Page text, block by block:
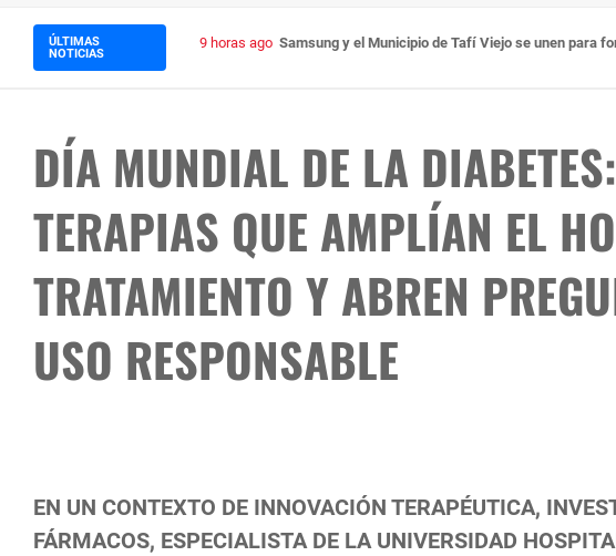
ÚLTIMAS
NOTICIAS
9 horas ago Samsung y el Municipio de Tafí Viejo se unen para
DÍA MUNDIAL DE LA
TERAPIAS QUE AMPLÍAN EL
TRATAMIENTO Y ABREN
USO RESPONSABLE
EN UN CONTEXTO DE INNOVACIÓN TERAPÉUTICA,
FÁRMACOS, ESPECIALISTA DE LA UNIVERSIDAD